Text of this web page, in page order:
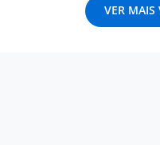
VER MAIS